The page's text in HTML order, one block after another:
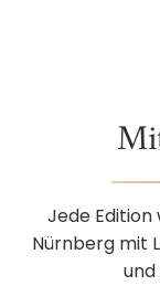
Jede Edition
Nürnberg mit